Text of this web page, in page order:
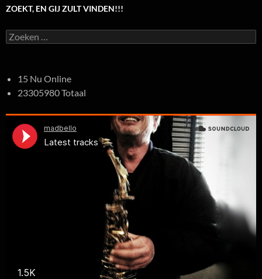
ZOEKT, EN GIJ ZULT VINDEN!!!
Zoeken
naar:
15 Nu Online
23305980 Totaal